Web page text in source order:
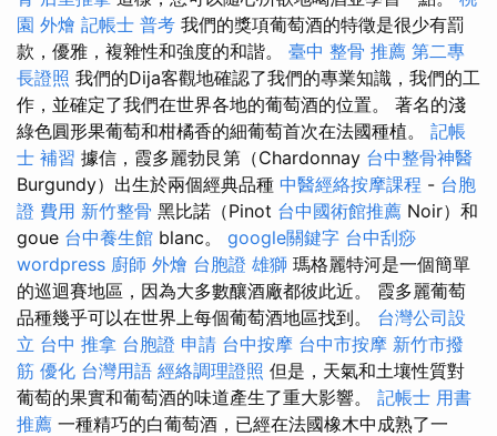
園 外燴 記帳士 普考 我們的獎項葡萄酒的特徵是很少有罰
款，優雅，複雜性和強度的和諧。 臺中 整骨 推薦 第二專
長證照 我們的Dija客觀地確認了我們的專業知識，我們的工
作，並確定了我們在世界各地的葡萄酒的位置。 著名的淺
綠色圓形果葡萄和柑橘香的細葡萄首次在法國種植。 記帳
士 補習 據信，霞多麗勃艮第（Chardonnay 台中整骨神醫
Burgundy）出生於兩個經典品種 中醫經絡按摩課程 - 台胞
證 費用 新竹整骨 黑比諾（Pinot 台中國術館推薦 Noir）和
goue 台中養生館 blanc。 google關鍵字 台中刮痧
wordpress 廚師 外燴 台胞證 雄獅 瑪格麗特河是一個簡單
的巡迴賽地區，因為大多數釀酒廠都彼此近。 霞多麗葡萄
品種幾乎可以在世界上每個葡萄酒地區找到。 台灣公司設
立 台中 推拿 台胞證 申請 台中按摩 台中市按摩 新竹市撥
筋 優化 台灣用語 經絡調理證照 但是，天氣和土壤性質對
葡萄的果實和葡萄酒的味道產生了重大影響。 記帳士 用書
推薦 一種精巧的白葡萄酒，已經在法國橡木中成熟了一